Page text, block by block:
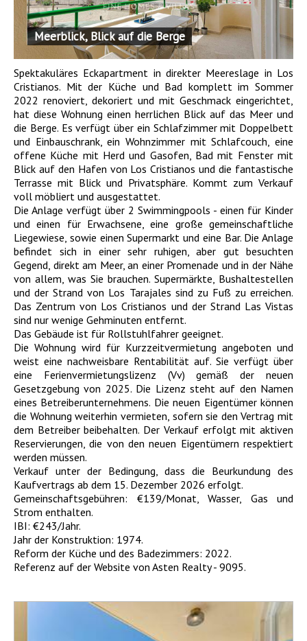
Meerblick, Blick auf die Berge
Spektakuläres Eckapartment in direkter Meereslage in Los
Cristianos. Mit der Küche und Bad komplett im Sommer
2022 renoviert, dekoriert und mit Geschmack eingerichtet,
hat diese Wohnung einen herrlichen Blick auf das Meer und
die Berge. Es verfügt über ein Schlafzimmer mit Doppelbett
und Einbauschrank, ein Wohnzimmer mit Schlafcouch, eine
offene Küche mit Herd und Gasofen, Bad mit Fenster mit
Blick auf den Hafen von Los Cristianos und die fantastische
Terrasse mit Blick und Privatsphäre. Kommt zum Verkauf
voll möbliert und ausgestattet.
Die Anlage verfügt über 2 Swimmingpools - einen für Kinder
und einen für Erwachsene, eine große gemeinschaftliche
Liegewiese, sowie einen Supermarkt und eine Bar. Die Anlage
befindet sich in einer sehr ruhigen, aber gut besuchten
Gegend, direkt am Meer, an einer Promenade und in der Nähe
von allem, was Sie brauchen. Supermärkte, Bushaltestellen
und der Strand von Los Tarajales sind zu Fuß zu erreichen.
Das Zentrum von Los Cristianos und der Strand Las Vistas
sind nur wenige Gehminuten entfernt.
Das Gebäude ist für Rollstuhlfahrer geeignet.
Die Wohnung wird für Kurzzeitvermietung angeboten und
weist eine nachweisbare Rentabilität auf. Sie verfügt über
eine Ferienvermietungslizenz (Vv) gemäß der neuen
Gesetzgebung von 2025. Die Lizenz steht auf den Namen
eines Betreiberunternehmens. Die neuen Eigentümer können
die Wohnung weiterhin vermieten, sofern sie den Vertrag mit
dem Betreiber beibehalten. Der Verkauf erfolgt mit aktiven
Reservierungen, die von den neuen Eigentümern respektiert
werden müssen.
Verkauf unter der Bedingung, dass die Beurkundung des
Kaufvertrags ab dem 15. Dezember 2026 erfolgt.
Gemeinschaftsgebühren: €139/Monat, Wasser, Gas und
Strom enthalten.
IBI: €243/Jahr.
Jahr der Konstruktion: 1974.
Reform der Küche und des Badezimmers: 2022.
Referenz auf der Website von Asten Realty - 9095.